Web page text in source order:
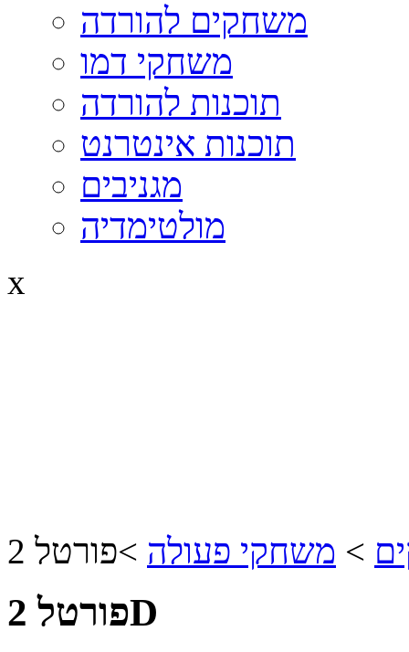
משחקים להורדה
משחקי דמו
תוכנות להורדה
תוכנות אינטרנט
מגניבים
מולטימדיה
x
> משחקי פעולה >
פורטל 2D